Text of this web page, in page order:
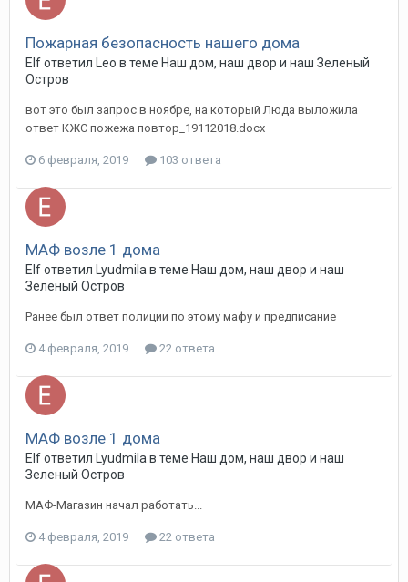
Пожарная безопасность нашего дома
Elf ответил Leo в теме Наш дом, наш двор и наш Зеленый
Остров
вот это был запрос в ноябре, на который Люда выложила
ответ КЖС пожежа повтор_19112018.docx
6 февраля, 2019 103 ответа
МАФ возле 1 дома
Elf ответил Lyudmila в теме Наш дом, наш двор и наш
Зеленый Остров
Ранее был ответ полиции по этому мафу и предписание
4 февраля, 2019 22 ответа
МАФ возле 1 дома
Elf ответил Lyudmila в теме Наш дом, наш двор и наш
Зеленый Остров
МАФ-Магазин начал работать...
4 февраля, 2019 22 ответа